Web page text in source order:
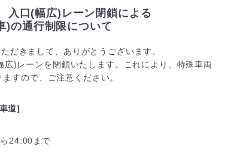
口(幅広)レーン閉鎖による
)の通行制限について
だきまして、ありがとうございます。
)レーンを閉鎖いたします。これにより、特殊車両
すので、ご注意ください。
道]
24:00まで